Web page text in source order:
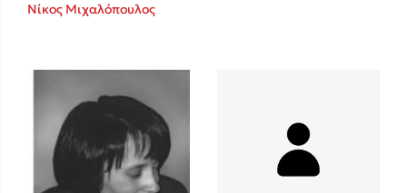
Νίκος Μιχαλόπουλος